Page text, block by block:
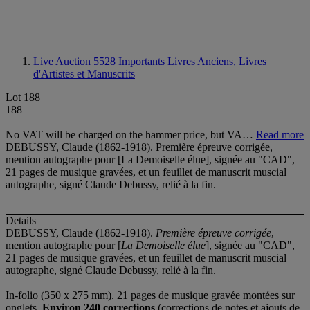
Live Auction 5528 Importants Livres Anciens, Livres
d'Artistes et Manuscrits
Lot 188
188
No VAT will be charged on the hammer price, but VA… Read more
DEBUSSY, Claude (1862-1918). Première épreuve corrigée,
mention autographe pour [La Demoiselle élue], signée au "CAD",
21 pages de musique gravées, et un feuillet de manuscrit muscial
autographe, signé Claude Debussy, relié à la fin.
Details
DEBUSSY, Claude (1862-1918). Première épreuve corrigée,
mention autographe pour [La Demoiselle élue], signée au "CAD",
21 pages de musique gravées, et un feuillet de manuscrit muscial
autographe, signé Claude Debussy, relié à la fin.
In-folio (350 x 275 mm). 21 pages de musique gravée montées sur